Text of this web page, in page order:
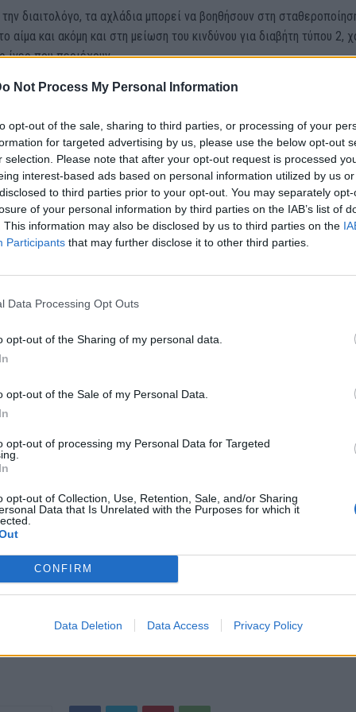
Not Process My Personal Information
opt-out of the sale, sharing to third parties, or processing of your
for targeted advertising by us, please use the below opt-out
selection. Please note that after your opt-out request is processed
interest-based ads based on personal information utilized by us
to third parties prior to your opt-out. You may separately
of your personal information by third parties on the IAB’s list of
This information may also be disclosed by us to third parties on the
Participants that may further disclose it to other third parties.
Data Processing Opt Outs
opt-out of the Sharing of my personal data.
opt-out of the Sale of my Personal Data.
opt-out of processing my Personal Data for Targeted
opt-out of Collection, Use, Retention, Sale, and/or Sharing
Data that Is Unrelated with the Purposes for which it
CONFIRM
Data Deletion Data Access Privacy Policy
διαιτολόγο, τα αχλάδια μπορεί να βοηθήσουν στη
αίμα και ακόμη και στη μείωση του κινδύνου για διαβήτη τύπου 2,
ίνες που περιέχουν.
επίσης ανθοκυανίνη, ένα ισχυρό αντιοξειδωτικό, ενώ
από τη δυσκοιλιότητα
μαλακώνουν τα κόπρανα σας, κάτι που βοηθά τα πράγματα να
έντερο σας. Ένα μόνο αχλάδι περιέχει 6 γραμμάρια φυτικών
που περιέχει μπορεί να βοηθήσει με τη δυσκοιλιότητα και να
τη φλεγμονή
που περιέχει το αχλάδι, τα φλαβονοειδή, μπορούν να
ότι τα φλαβονοειδή μπορούν να μειώσουν τη φλεγμονή και να
κίνδυνο του καρκίνου, της καρδιοπάθειας και διάφορων
ένα εξαιρετικό μέρος μιας υγιεινής διατροφής για την καρδιά.
να ωφελήσουν την καρδιά σας.